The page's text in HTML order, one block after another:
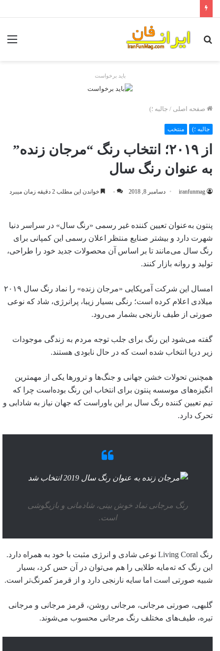
جستجو
باید برخواست
صفحه اصلی / جالبه ؛)
جالبه ؛) منتخب
از ۲۰۱۹؛ انتخاب رنگ “مرجان زنده”
به عنوان رنگ سال
iranfunmag دسامبر 8, 2018 ۰ خواندن این مطلب 2 دقیقه زمان میبرد
پنتون به‌عنوان تعیین کننده غیر رسمی «رنگ سال» در سراسر دنیا
شهرت دارد و بیشتر صنایع منتظر اعلان رسمی این کمپانی برای
رنگ سال می‌مانند تا بر اساس آن محصولات جدید خود را طراحی،
تولید و روانه بازار کنند.
امسال این شرکت آمریکایی «مرجان زنده» را نماد رنگ سال ۲۰۱۹
میلادی اعلام کرده است؛ رنگی بسیار زیبا، پرانرژی، شاد که نوعی
صورتی از طیف نارنجی بشمار می‌رود.
گفته می‌شود این رنگ برای جلب توجه مردم به زندگی موجودات
زیر دریا انتخاب شده است که در حال نابودی هستند.
همچنین تحولات خشن جهانی و جنگ‌ها و ترورها یکی از مهمترین
انگیزه‌های موسسه پنتون برای انتخاب این رنگ بوده‌است چرا که
تیم تعیین کننده رنگ سال بر این باوراست که جهان نیاز به شادابی و
تحرک دارد.
رنگ مرجانی نماد خوش بینی، شادمانی و بازیگوشی
است.
رنگ Living Coral نوعی شادی و انرژی مثبت با خود به همراه دارد.
این رنگ که ته‌مایه طلایی را هم می‌توان در آن حس کرد، بسیار
شبیه صورتی است اما سایه نارنجی دارد و از قرمز کمرنگ‌تر است.
گلبهی، صورتی مرجانی، مرجانی روشن، قرمز مرجانی و مرجانی
تیره، طیف‌های مختلف رنگ مرجانی محسوب می‌شوند.